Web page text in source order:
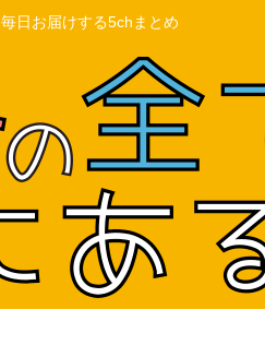
日お届けする5chまとめ